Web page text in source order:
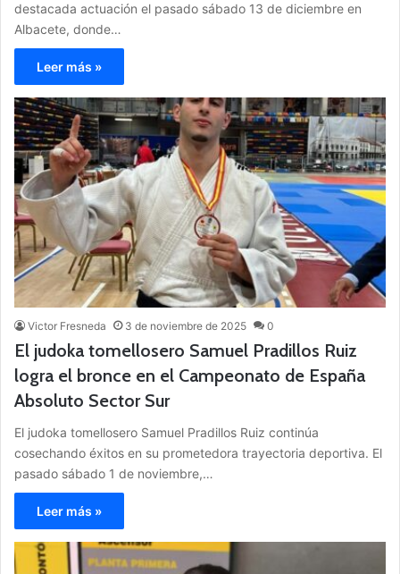
destacada actuación el pasado sábado 13 de diciembre en
Albacete, donde…
Leer más »
Victor Fresneda 3 de noviembre de 2025 0
El judoka tomellosero Samuel Pradillos Ruiz
logra el bronce en el Campeonato de España
Absoluto Sector Sur
El judoka tomellosero Samuel Pradillos Ruiz continúa
cosechando éxitos en su prometedora trayectoria deportiva. El
pasado sábado 1 de noviembre,…
Leer más »